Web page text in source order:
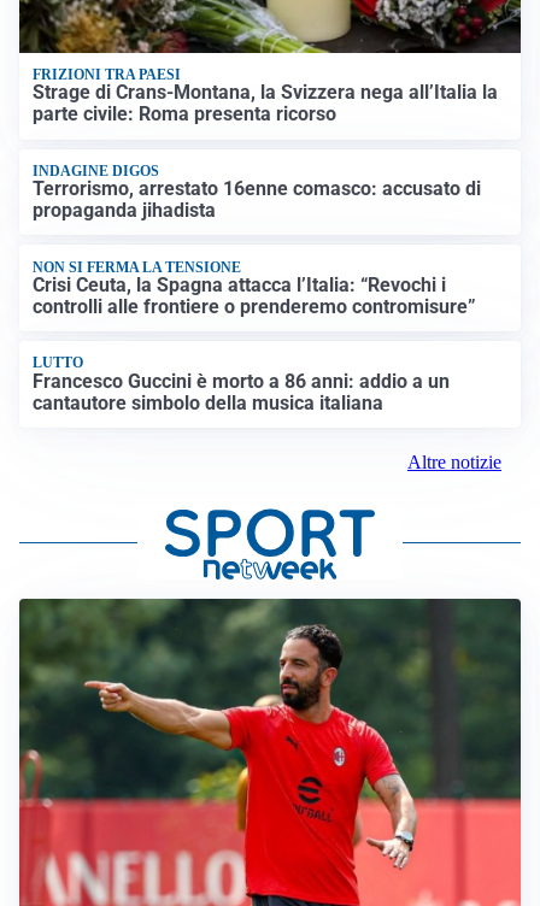
FRIZIONI TRA PAESI
Strage di Crans-Montana, la Svizzera nega all’Italia la
parte civile: Roma presenta ricorso
INDAGINE DIGOS
Terrorismo, arrestato 16enne comasco: accusato di
propaganda jihadista
NON SI FERMA LA TENSIONE
Crisi Ceuta, la Spagna attacca l’Italia: “Revochi i
controlli alle frontiere o prenderemo contromisure”
LUTTO
Francesco Guccini è morto a 86 anni: addio a un
cantautore simbolo della musica italiana
Altre notizie